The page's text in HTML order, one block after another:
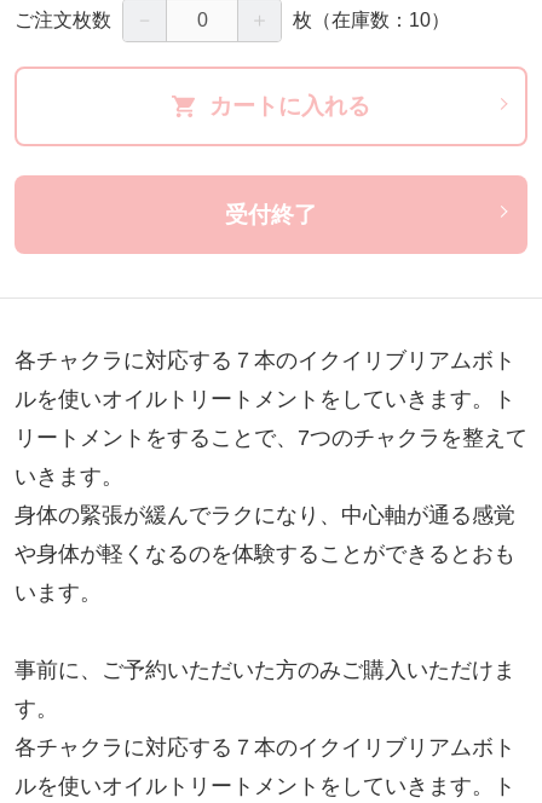
ご注文枚数 － ＋ 枚 （在庫数：10）
カートに入れる
受付終了
各チャクラに対応する７本のイクイリブリアムボト
ルを使いオイルトリートメントをしていきます。ト
リートメントをすることで、7つのチャクラを整えて
いきます。
身体の緊張が緩んでラクになり、中心軸が通る感覚
や身体が軽くなるのを体験することができるとおも
います。
事前に、ご予約いただいた方のみご購入いただけま
す。
各チャクラに対応する７本のイクイリブリアムボト
ルを使いオイルトリートメントをしていきます。ト